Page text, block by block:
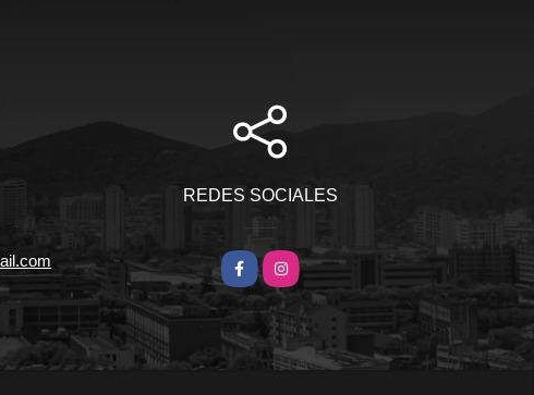
REDES SOCIALES
FacebookInstagram